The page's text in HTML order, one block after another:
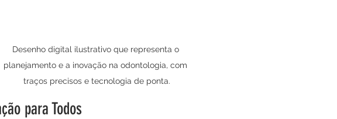
Desenho digital ilustrativo que representa o
planejamento e a inovação na odontologia, com
traços precisos e tecnologia de ponta.
para Todos